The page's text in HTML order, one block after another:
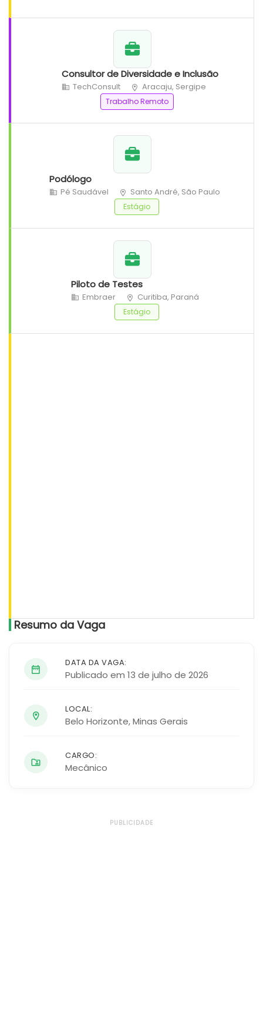
Consultor de Diversidade e Inclusão
TechConsult Aracaju, Sergipe
Trabalho Remoto
Podólogo
Pé Saudável Santo André, São Paulo
Estágio
Piloto de Testes
Embraer Curitiba, Paraná
Estágio
Resumo da Vaga
DATA DA VAGA:
Publicado em 13 de julho de 2026
LOCAL:
Belo Horizonte,Minas Gerais
CARGO:
Mecânico
PUBLICIDADE